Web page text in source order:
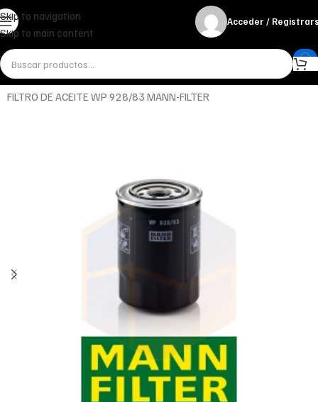
Skip to navigation
Skip to main content
Acceder /
InicioMiscelánea - otrosOtros
FILTRO DE ACEITE WP 928/83 MANN-FILTER